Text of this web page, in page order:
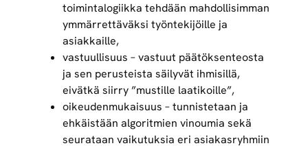
toimintalogiikka tehdään mahdollisimman
ymmärrettäväksi työntekijöille ja
asiakkaille,
vastuullisuus – vastuut päätöksenteosta
ja sen perusteista säilyvät ihmisillä,
eivätkä siirry ”mustille laatikoille”,
oikeudenmukaisuus – tunnistetaan ja
ehkäistään algoritmien vinoumia sekä
seurataan vaikutuksia eri asiakasryhmiin